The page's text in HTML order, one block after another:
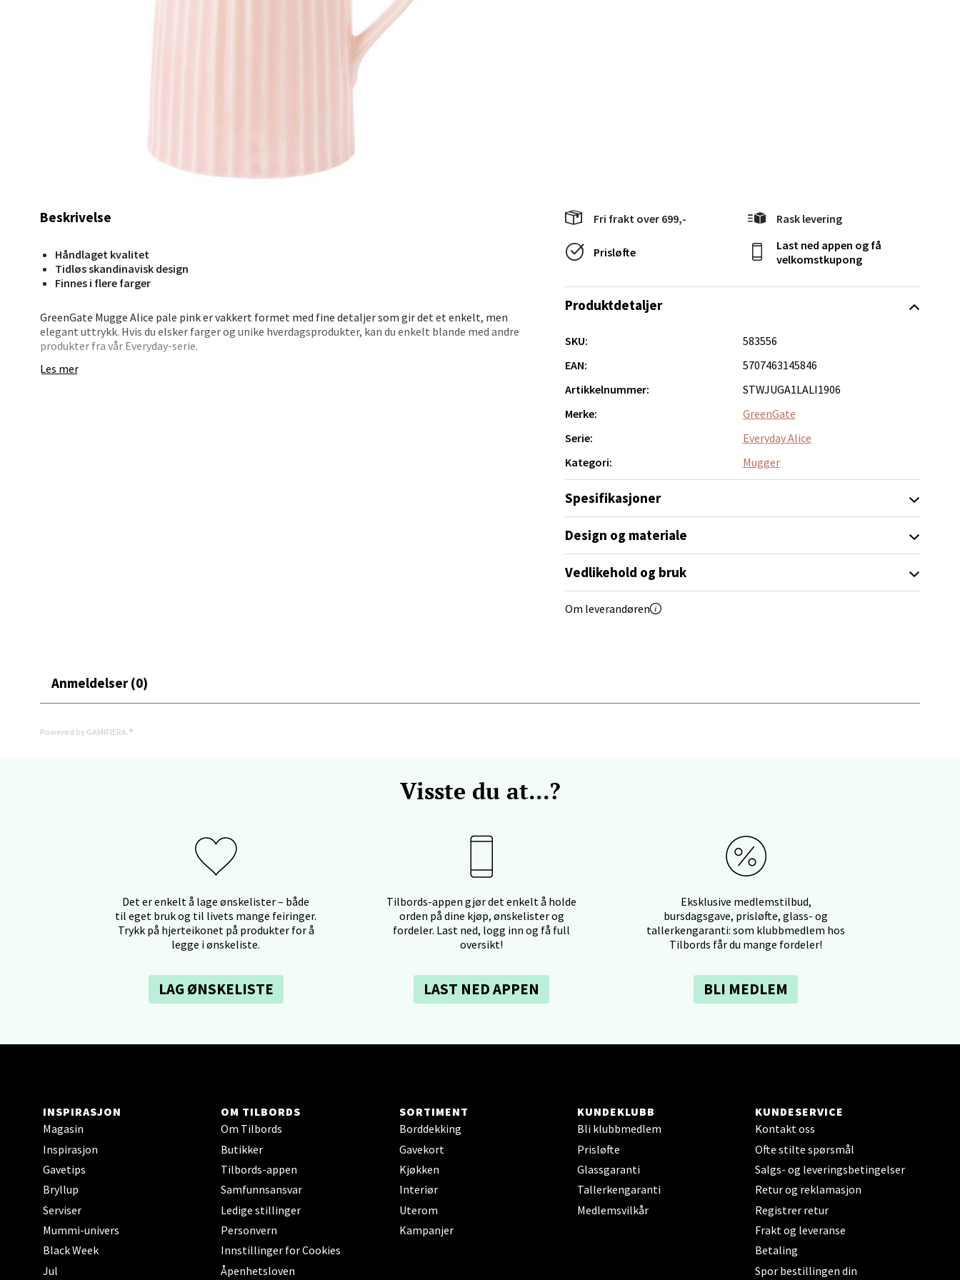
Beskrivelse
Håndlaget kvalitet
Tidløs skandinavisk design
Finnes i flere farger
GreenGate Mugge Alice pale pink er vakkert formet med fine detaljer som gir det et enkelt, men
elegant uttrykk. Hvis du elsker farger og unike hverdagsprodukter, kan du enkelt blande med andre
produkter fra vår Everyday-serie.
Les mer
Fri frakt over 699,- Rask levering
Prisløfte
Last ned appen og få
velkomstkupong
Produktdetaljer
SKU:
583556
EAN:
5707463145846
Artikkelnummer:
STWJUGA1LALI1906
Merke:
GreenGate
Serie:
Everyday Alice
Kategori:
Mugger
Spesifikasjoner
Design og materiale
Vedlikehold og bruk
Om leverandøren
Anmeldelser (0)
Powered by GAMIFIERA.®
Visste du at...?
Det er enkelt å lage ønskelister – både
til eget bruk og til livets mange feiringer.
Trykk på hjerteikonet på produkter for å
legge i ønskeliste.
LAG ØNSKELISTE
Tilbords-appen gjør det enkelt å holde
orden på dine kjøp, ønskelister og
fordeler. Last ned, logg inn og få full
oversikt!
LAST NED APPEN
Eksklusive medlemstilbud,
bursdagsgave, prisløfte, glass- og
tallerkengaranti: som klubbmedlem hos
Tilbords får du mange fordeler!
BLI MEDLEM
INSPIRASJON
Magasin
Inspirasjon
Gavetips
Bryllup
Serviser
Mummi-univers
Black Week
Jul
OM TILBORDS
Om Tilbords
Butikker
Tilbords-appen
Samfunnsansvar
Ledige stillinger
Personvern
Innstillinger for Cookies
Åpenhetsloven
SORTIMENT
Borddekking
Gavekort
Kjøkken
Interiør
Uterom
Kampanjer
KUNDEKLUBB
Bli klubbmedlem
Prisløfte
Glassgaranti
Tallerkengaranti
Medlemsvilkår
KUNDESERVICE
Kontakt oss
Ofte stilte spørsmål
Salgs- og leveringsbetingelser
Retur og reklamasjon
Registrer retur
Frakt og leveranse
Betaling
Spor bestillingen din
Bergen - Horisont
Tromsø - Jekta Storsenter
Velg
Åpent i dag 10-21
0 i butikk
Bergen - Thon Senter Lagunen
Velg
Kristiansand - Markens
Velg
Erich Mogensøns vei 38, 0594 Oslo